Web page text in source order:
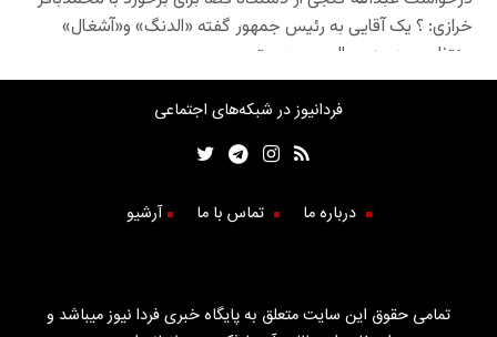
فردانیوز در شبکه‌های اجتماعی
درباره ما تماس با ما آرشیو
تمامی حقوق این سایت متعلق به پایگاه خبری فردا نیوز میباشد و